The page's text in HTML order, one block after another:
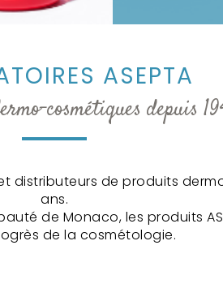
ASEPTA
cosmétiques depuis
et distributeurs de produits
ans.
de Monaco, les produits
de la cosmétologie.